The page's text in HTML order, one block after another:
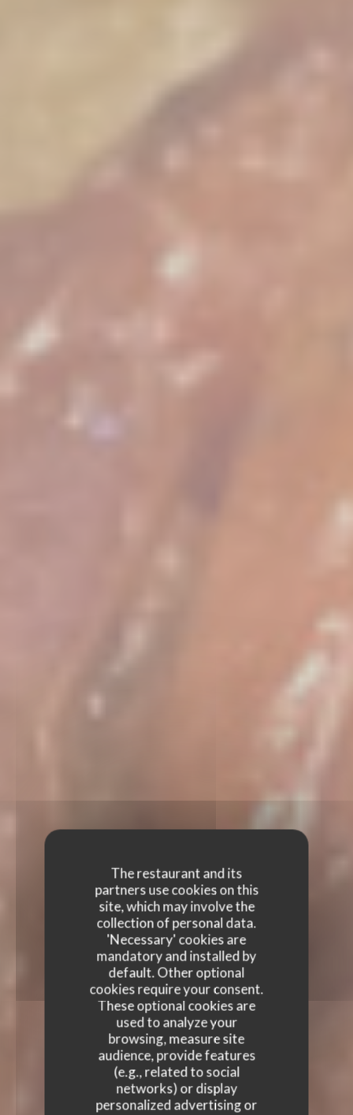
The restaurant and its
partners use cookies on this
site, which may involve the
collection of personal data.
'Necessary' cookies are
mandatory and installed by
default. Other optional
cookies require your consent.
These optional cookies are
used to analyze your
browsing, measure site
audience, provide features
(e.g., related to social
networks) or display
personalized advertising or